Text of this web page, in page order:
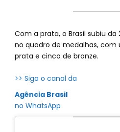
Com a prata, o Brasil subiu da
no quadro de medalhas, com
prata e cinco de bronze.
>> Siga o canal da
Agência Brasil
no WhatsApp